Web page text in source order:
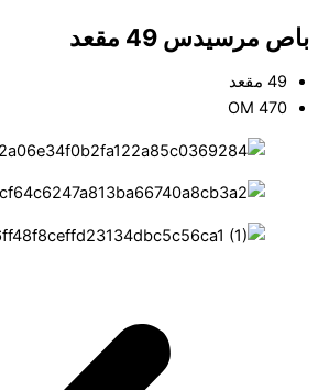
باص مرسيدس 49 مقعد
49 مقعد
OM 470